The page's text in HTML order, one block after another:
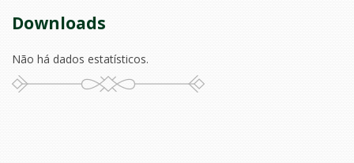
Downloads
Não há dados estatísticos.